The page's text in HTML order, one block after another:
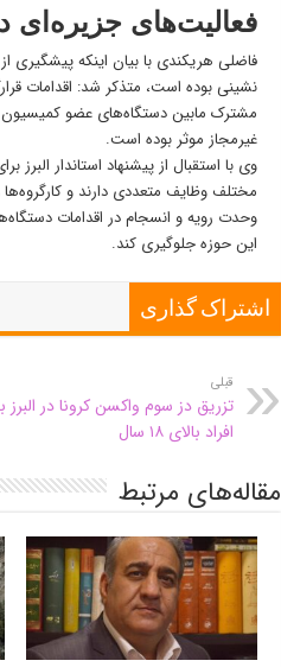
فعالیت‌های
فاضلی هریکندی با بیان اینکه
نشینی بوده است، متذکر شد: اقدامات
غیرمجاز موثر بوده است.
وی با استقبال از پیشنهاد استاندار
مختلف وظایف متعددی دارند و
وحدت رویه و انسجام در اقدامات
این حوزه جلوگیری کند.
اشتراک گذاری
قبلی
تزریق دز سوم واکسن کرونا در البرز
افراد بالای ۱۸ سال
مقاله‌های مرتبط